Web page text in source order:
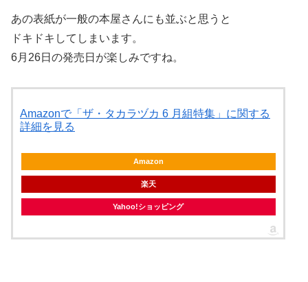
あの表紙が一般の本屋さんにも並ぶと思うと
ドキドキしてしまいます。
6月26日の発売日が楽しみですね。
Amazonで「ザ・タカラヅカ 6 月組特集」に関する
詳細を見る
Amazon
楽天
Yahoo!ショッピング